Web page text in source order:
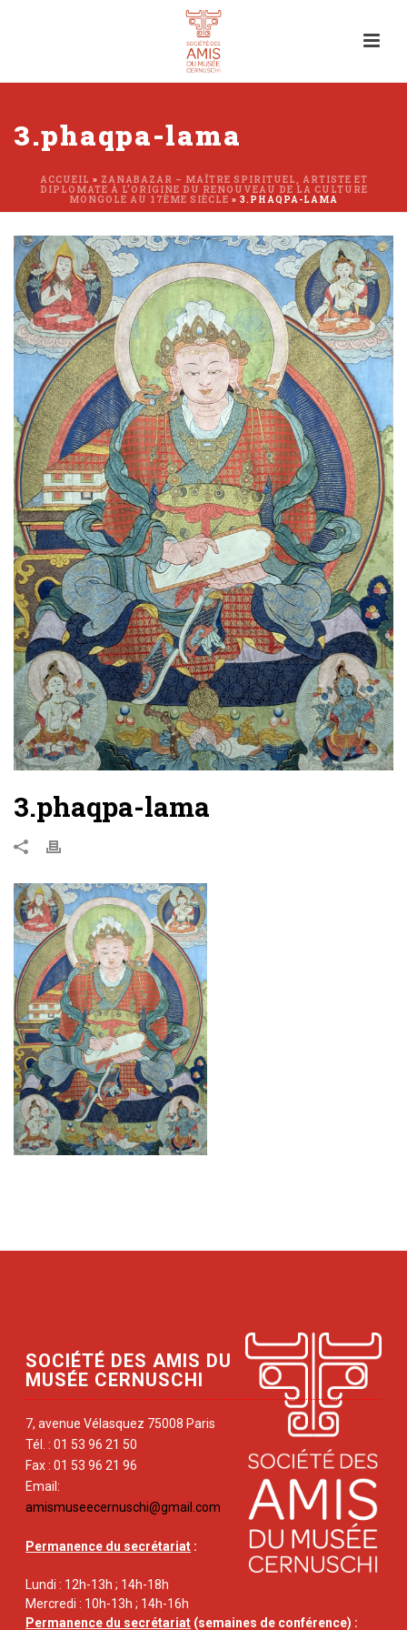
3.phaqpa-lama
ACCUEIL » ZANABAZAR – MAÎTRE SPIRITUEL, ARTISTE ET
DIPLOMATE À L’ORIGINE DU RENOUVEAU DE LA CULTURE
MONGOLE AU 17ÈME SIÈCLE » 3.PHAQPA-LAMA
3.phaqpa-lama
SOCIÉTÉ DES AMIS DU
MUSÉE CERNUSCHI
7, avenue Vélasquez 75008 Paris
Tél. : 01 53 96 21 50
Fax : 01 53 96 21 96
Email:
amismuseecernuschi@gmail.com
Permanence du secrétariat :
Lundi : 12h-13h ; 14h-18h
Mercredi : 10h-13h ; 14h-16h
Permanence du secrétariat (semaines de conférence) :